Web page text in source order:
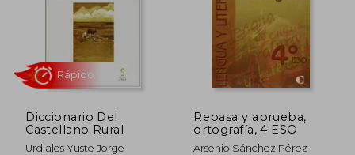
5%
dcto.
5%
dcto.
Diccionario Del
Castellano Rural
Urdiales Yuste Jorge
Repasa y aprueba,
ortografía, 4 ESO
Arsenio Sánchez Pérez